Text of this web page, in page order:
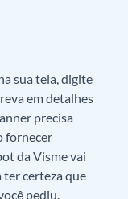
sua tela, digite
em detalhes
precisa
fornecer
da Visme vai
ter certeza que
pediu.